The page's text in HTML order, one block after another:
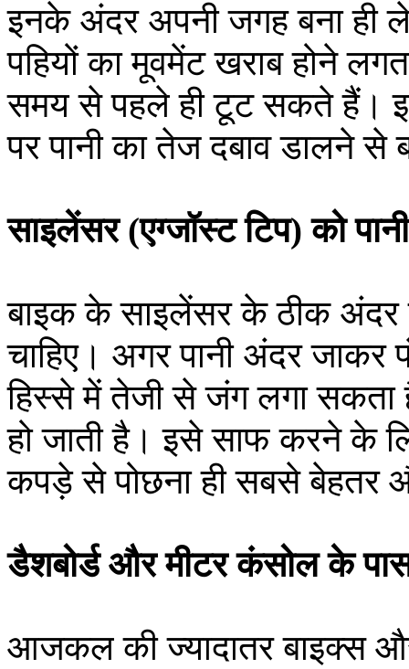
इनके अंदर अपनी जगह बना ही
पहियों का मूवमेंट खराब होने
समय से पहले ही टूट सकते हैं।
पर पानी का तेज दबाव डालने
साइलेंसर (एग्जॉस्ट टिप) को
बाइक के साइलेंसर के ठीक अंदर
चाहिए। अगर पानी अंदर
हिस्से में तेजी से जंग लगा सकता
हो जाती है। इसे साफ करने के
कपड़े से पोछना ही सबसे बेहतर
डैशबोर्ड और मीटर कंसोल के
आजकल की ज्यादातर बाइक्स